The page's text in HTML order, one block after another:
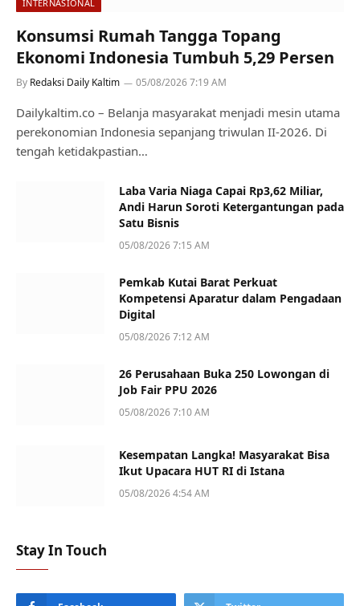
INTERNASIONAL
Konsumsi Rumah Tangga Topang
Ekonomi Indonesia Tumbuh 5,29 Persen
By Redaksi Daily Kaltim 05/08/2026 7:19 AM
Dailykaltim.co – Belanja masyarakat menjadi mesin utama
perekonomian Indonesia sepanjang triwulan II-2026. Di
tengah ketidakpastian…
Laba Varia Niaga Capai Rp3,62 Miliar,
Andi Harun Soroti Ketergantungan pada
Satu Bisnis
05/08/2026 7:15 AM
Pemkab Kutai Barat Perkuat
Kompetensi Aparatur dalam Pengadaan
Digital
05/08/2026 7:12 AM
26 Perusahaan Buka 250 Lowongan di
Job Fair PPU 2026
05/08/2026 7:10 AM
Kesempatan Langka! Masyarakat Bisa
Ikut Upacara HUT RI di Istana
05/08/2026 4:54 AM
Stay In Touch